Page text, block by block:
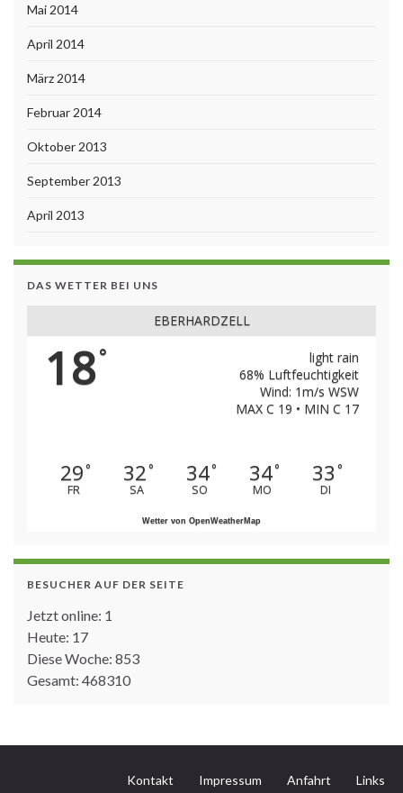
Mai 2014
April 2014
März 2014
Februar 2014
Oktober 2013
September 2013
April 2013
DAS WETTER BEI UNS
EBERHARDZELL
18°
light rain
68% Luftfeuchtigkeit
Wind: 1m/s WSW
MAX C 19 • MIN C 17
29°
FR
32°
SA
34°
SO
34°
MO
33 °
DI
Wetter von OpenWeatherMap
BESUCHER AUF DER SEITE
Jetzt online: 1
Heute: 17
Diese Woche: 853
Gesamt: 468310
Kontakt Impressum Anfahrt Links